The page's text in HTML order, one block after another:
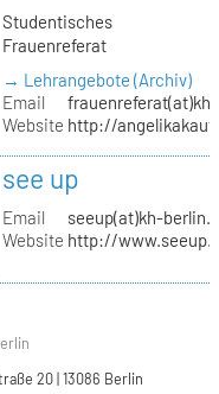
Studentisches
Frauenreferat
→ Lehrangebote (Archiv)
Email
Website http://
see up
Email
seeup(at)kh-
Website http://
20 | 13086 Berlin